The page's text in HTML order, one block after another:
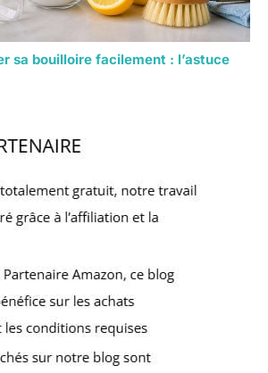
sa bouilloire facilement : l’astuce